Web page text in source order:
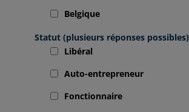
Belgique
Statut (plusieurs réponses possibles)
Libéral
Auto-entrepreneur
Fonctionnaire